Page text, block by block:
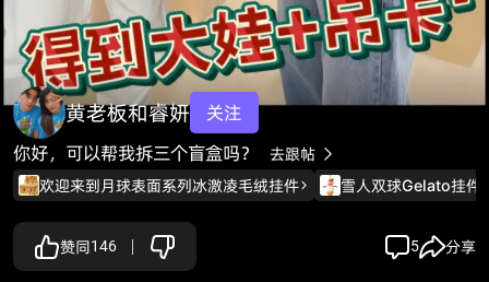
黄老板和睿妍
关注
你好，可以帮我拆三个盲盒吗？
去跟帖 
欢迎来到月球表面系列冰激凌毛绒挂件 雪人双球Gelato挂件
赞同146 5 分享